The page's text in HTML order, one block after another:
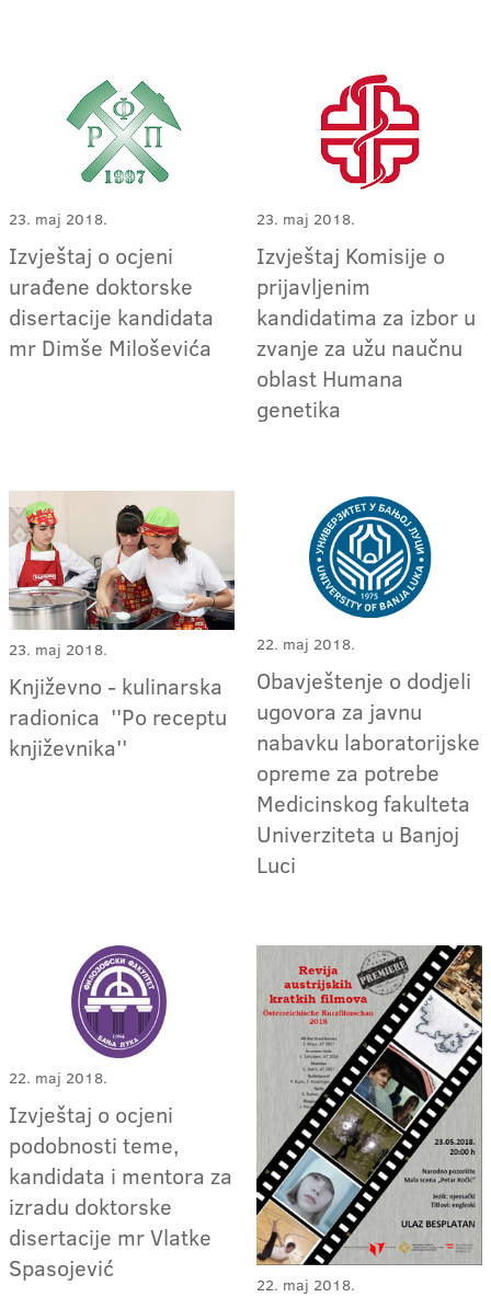
23. maj 2018.
Izvještaj o ocjeni
urađene doktorske
disertacije kandidata
mr Dimše Miloševića
23. maj 2018.
Izvještaj Komisije o
prijavljenim
kandidatima za izbor u
zvanje za užu naučnu
oblast Humana
genetika
23. maj 2018.
Književno - kulinarska
radionica ''Po receptu
književnika''
22. maj 2018.
Obavještenje o dodjeli
ugovora za javnu
nabavku laboratorijske
opreme za potrebe
Medicinskog fakulteta
Univerziteta u Banjoj
Luci
22. maj 2018.
Izvještaj o ocjeni
podobnosti teme,
kandidata i mentora za
izradu doktorske
disertacije mr Vlatke
Spasojević
22. maj 2018.